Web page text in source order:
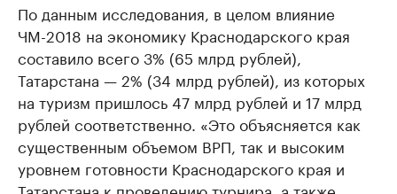
По данным исследования, в целом влияние
ЧМ-2018 на экономику Краснодарского края
составило всего 3% (65 млрд рублей),
Татарстана — 2% (34 млрд рублей), из которых
на туризм пришлось 47 млрд рублей и 17 млрд
рублей соответственно. «Это объясняется как
существенным объемом ВРП, так и высоким
уровнем готовности Краснодарского края и